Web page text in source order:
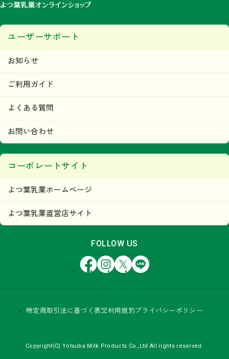
ユーザーサポート
お知らせ
ご利用ガイド
よくある質問
お問い合わせ
コーポレートサイト
よつ葉乳業ホームページ
よつ葉乳業直営店サイト
FOLLOW US
FacebookInstagram
X LINE
特定商取引法に基づく表記利用規約 プライバシーポリシー
Copyright(C) Yotsuba Milk Products Co.,Ltd All rights reserved.